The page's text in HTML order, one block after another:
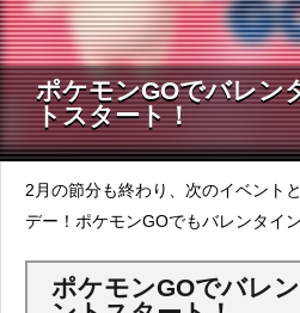
ポケモンGOでバレン
トスタート！
2月の節分も終わり、次のイベント
デー！ポケモンGOでもバレンタイ
ポケモンGOでバレ